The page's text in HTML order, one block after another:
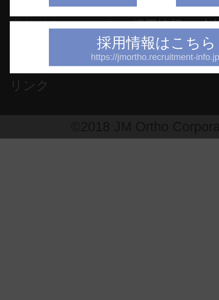
採用情報はこちら
https://jmortho.recruitment-
当サイトについて 採用情報
会
プライバシーポリシー
特定商取引についての表示
リンク